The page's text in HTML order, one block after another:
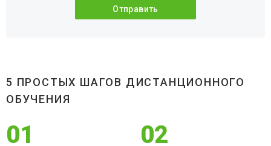
5 ПРОСТЫХ ШАГОВ ДИСТАНЦИОННОГО
ОБУЧЕНИЯ
01 02